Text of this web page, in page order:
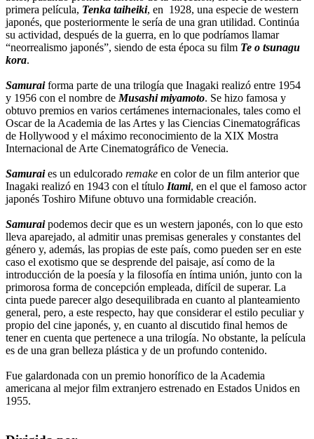
primera película, Tenka taiheiki, en 1928, una especie de western
japonés, que posteriormente le sería de una gran utilidad. Continúa
su actividad, después de la guerra, en lo que podríamos llamar
“neorrealismo japonés”, siendo de esta época su film Te o tsunagu
kora.
Samuraiforma parte de una trilogía que Inagaki realizó entre 1954
y 1956 con el nombre de Musashi miyamoto. Se hizo famosa y
obtuvo premios en varios certámenes internacionales, tales como el
Oscar de la Academia de las Artes y las Ciencias Cinematográficas
de Hollywood y el máximo reconocimiento de la XIX Mostra
Internacional de Arte Cinematográfico de Venecia.
Samuraies un edulcorado remake en color de un film anterior que
Inagaki realizó en 1943 con el título Itami, en el que el famoso actor
japonés Toshiro Mifune obtuvo una formidable creación.
Samuraipodemos decir que es un western japonés, con lo que esto
lleva aparejado, al admitir unas premisas generales y constantes del
género y, además, las propias de este país, como pueden ser en este
caso el exotismo que se desprende del paisaje, así como de la
introducción de la poesía y la filosofía en íntima unión, junto con la
primorosa forma de concepción empleada, difícil de superar. La
cinta puede parecer algo desequilibrada en cuanto al planteamiento
general, pero, a este respecto, hay que considerar el estilo peculiar y
propio del cine japonés, y, en cuanto al discutido final hemos de
tener en cuenta que pertenece a una trilogía. No obstante, la película
es de una gran belleza plástica y de un profundo contenido.
Fue galardonada con un premio honorífico de la Academia
americana al mejor film extranjero estrenado en Estados Unidos en
1955.